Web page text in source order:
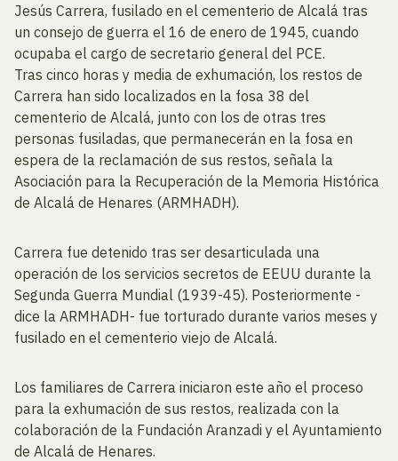
Jesús Carrera, fusilado en el cementerio de Alcalá tras
un consejo de guerra el 16 de enero de 1945, cuando
ocupaba el cargo de secretario general del PCE.
Tras cinco horas y media de exhumación, los restos de
Carrera han sido localizados en la fosa 38 del
cementerio de Alcalá, junto con los de otras tres
personas fusiladas, que permanecerán en la fosa en
espera de la reclamación de sus restos, señala la
Asociación para la Recuperación de la Memoria Histórica
de Alcalá de Henares (ARMHADH).
Carrera fue detenido tras ser desarticulada una
operación de los servicios secretos de EEUU durante la
Segunda Guerra Mundial (1939-45). Posteriormente -
dice la ARMHADH- fue torturado durante varios meses y
fusilado en el cementerio viejo de Alcalá.
Los familiares de Carrera iniciaron este año el proceso
para la exhumación de sus restos, realizada con la
colaboración de la Fundación Aranzadi y el Ayuntamiento
de Alcalá de Henares.